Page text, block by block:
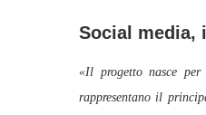
Social media,
«Il progetto nasce
rappresentano il